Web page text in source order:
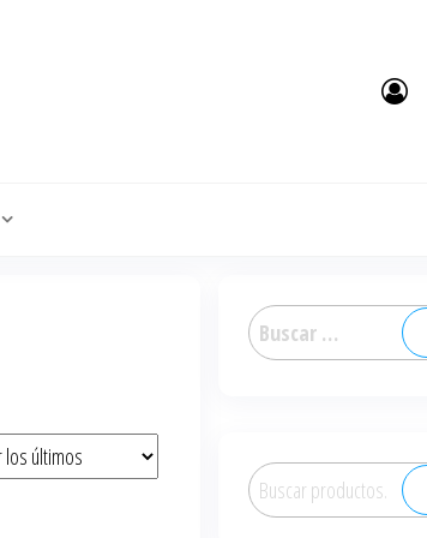
Buscar:
Buscar
por: